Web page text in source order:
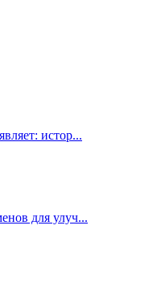
истор...
для улуч...